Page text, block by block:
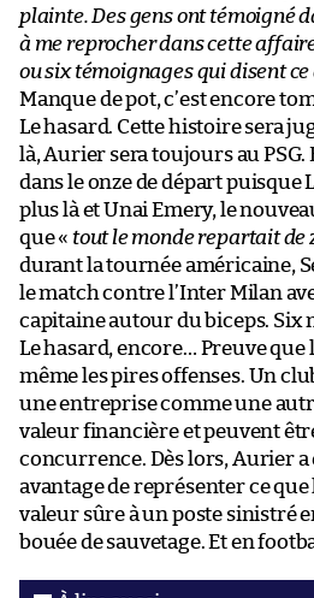
plainte. Des gens ont témoigné
à me reprocher dans cette
ou six témoignages qui disent ce
Manque de pot, c’est encore
Le hasard. Cette histoire sera
là, Aurier sera toujours au PSG.
dans le onze de départ puisque
plus là et Unai Emery, le
que « tout le monde repartait de
durant la tournée américaine,
le match contre l’Inter Milan
capitaine autour du biceps. Six
Le hasard, encore… Preuve que
même les pires offenses. Un
une entreprise comme une
valeur financière et peuvent
concurrence. Dès lors, Aurier
avantage de représenter ce que
valeur sûre à un poste sinistré
bouée de sauvetage. Et en